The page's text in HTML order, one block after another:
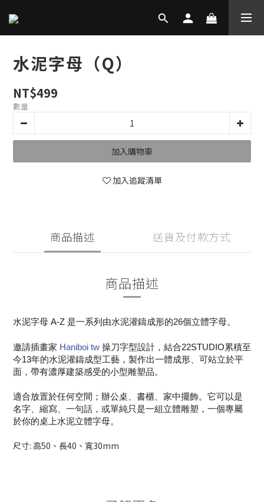
水泥字母（Q）
NT$499
數量
加入購物車
加入追蹤清單
商品描述 送貨及付款方式
商品描述
水泥字母 A-Z 是一系列由水泥灌鑄成形的26個立體字母。
邀請插畫家 Haniboi tw 操刀字型設計，結合22STUDIO累積至
今13年的水泥灌鑄成型工藝，製作出一體成形、可站立於平
面，帶有濃厚建築感受的小型雕塑品。
適合放置於任何空間；辦公桌、書櫃、家中擺飾。它可以是
名字、縮寫、一句話，或單純只是一組立體雕塑，一個專屬
於你的桌上水泥立體字母。
尺寸: 高50、長40、寬30mm